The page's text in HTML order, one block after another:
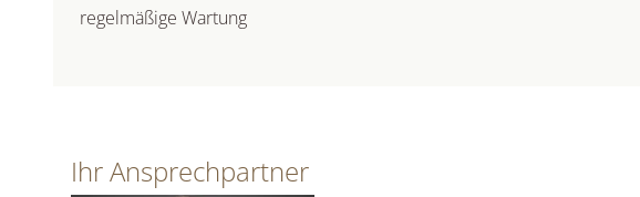
regelmäßige Wartung
Ihr Ansprechpartner